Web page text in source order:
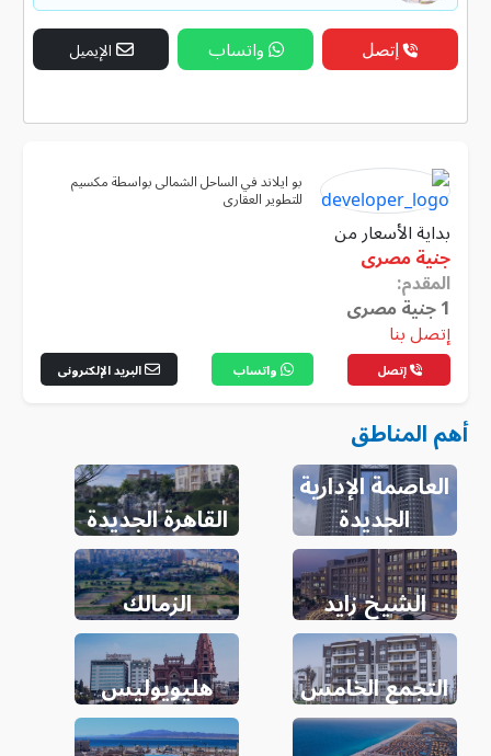
إتصل واتساب الإيميل
بو ايلاند في الساحل الشمالى بواسطة مكسيم
للتطوير العقارى
بداية الأسعار من
جنية مصرى
المقدم:
1 جنية مصرى
إتصل بنا
إتصل واتساب البريد الإلكترونى
أهم المناطق
العاصمة الإدارية
الجديدة
القاهرة الجديدة
الشيخ زايد الزمالك
التجمع الخامس هليويوليس